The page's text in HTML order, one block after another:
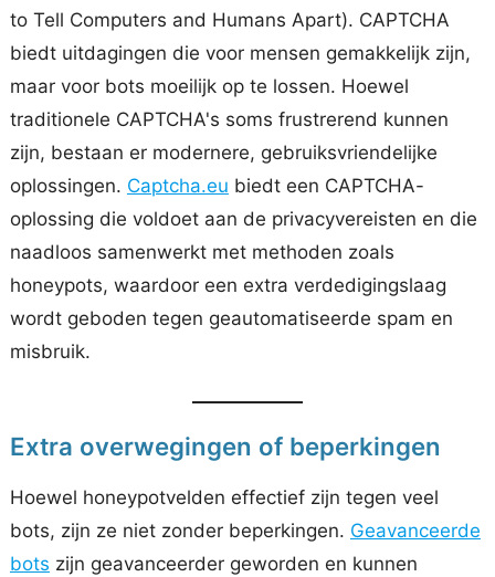
to Tell Computers and Humans Apart). CAPTCHA
biedt uitdagingen die voor mensen gemakkelijk zijn,
maar voor bots moeilijk op te lossen. Hoewel
traditionele CAPTCHA's soms frustrerend kunnen
zijn, bestaan er modernere, gebruiksvriendelijke
oplossingen. Captcha.eu biedt een CAPTCHA-
oplossing die voldoet aan de privacyvereisten en die
naadloos samenwerkt met methoden zoals
honeypots, waardoor een extra verdedigingslaag
wordt geboden tegen geautomatiseerde spam en
misbruik.
Extra overwegingen of beperkingen
Hoewel honeypotvelden effectief zijn tegen veel
bots, zijn ze niet zonder beperkingen. Geavanceerde
bots zijn geavanceerder geworden en kunnen